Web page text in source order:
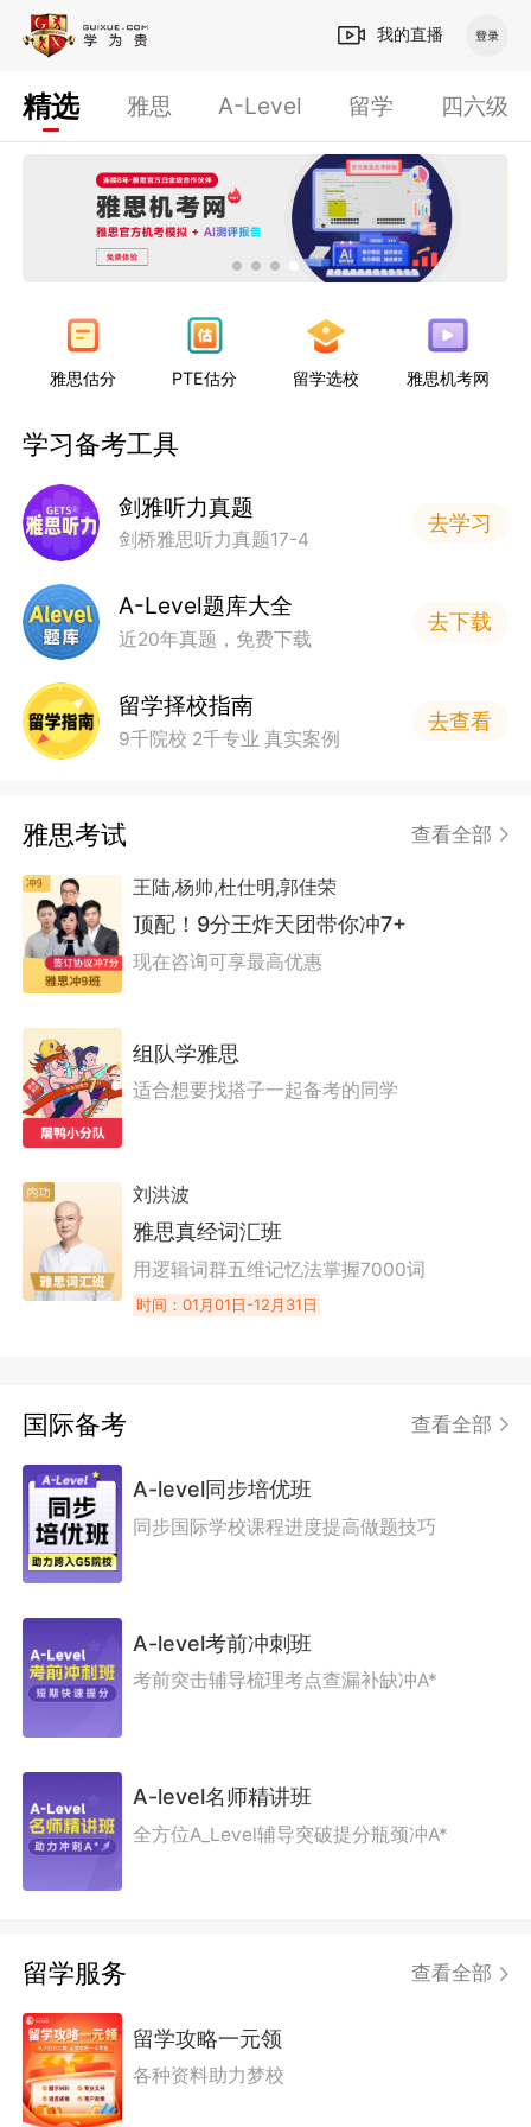
我的直播
精选 雅思 A-Level 留学 四六级
雅思估分 PTE估分 留学选校 雅思机考网
学习备考工具
剑雅听力真题
剑桥雅思听力真题17-4
去学习
A-Level题库大全
近20年真题，免费下载
去下载
留学择校指南
9千院校 2千专业 真实案例
去查看
雅思考试 查看全部
王陆,杨帅,杜仕明,郭佳荣
顶配！9分王炸天团带你冲7+
现在咨询可享最高优惠
组队学雅思
适合想要找搭子一起备考的同学
刘洪波
雅思真经词汇班
用逻辑词群五维记忆法掌握7000词
时间：01月01日-12月31日
国际备考 查看全部
A-level同步培优班
同步国际学校课程进度提高做题技巧
A-level考前冲刺班
考前突击辅导梳理考点查漏补缺冲A*
A-level名师精讲班
全方位A_Level辅导突破提分瓶颈冲A*
留学服务 查看全部
留学攻略一元领
各种资料助力梦校